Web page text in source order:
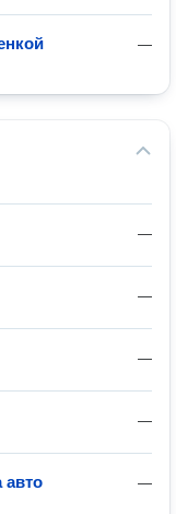
—
—
—
—
—
—
авто